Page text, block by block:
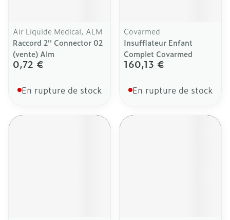
Air Liquide Medical, ALM
Raccord 2'' Connector 02
(vente) Alm
0,72 €
En rupture de stock
Covarmed
Insufflateur Enfant
Complet Covarmed
160,13 €
En rupture de stock